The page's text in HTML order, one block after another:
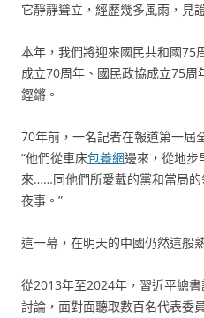
它靜靜聳立，經歷幾多風雨，見
本年，我們將迎來國民共和國75
成立70周年、國民政協成立75
鏗鏘。
70年前，一名記者在報道第一屆
“他們從車床包養網邊來，從地步
來……同他們所愛戴的黨和當局
夜事。”
這一幕，在明天的中國仍然這般
從2013年至2024年，習近平總
討論，面對面聽取數百名代表委